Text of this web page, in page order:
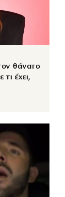
θάνατο
έχει,